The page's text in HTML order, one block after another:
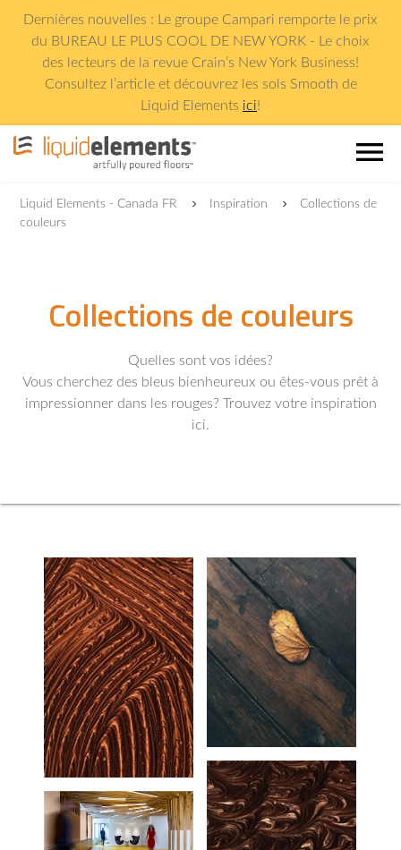
Dernières nouvelles : Le groupe Campari remporte le prix
du BUREAU LE PLUS COOL DE NEW YORK - Le choix
des lecteurs de la revue Crain’s New York Business!
Consultez l ’article et découvrez les sols Smooth de
Liquid Elements ici!
menu
Liquid Elements - Canada FR Inspiration
Collections de
couleurs
Collections de couleurs
Quelles sont vos idées?
Vous cherchez des bleus bienheureux ou êtes-vous prêt à
impressionner dans les rouges? Trouvez votre inspiration
ici.